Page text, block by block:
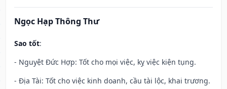
Ngọc Hạp Thông Thư
Sao tốt:
- Nguyệt Đức Hợp: Tốt cho mọi việc, kỵ việc kiện tụng.
- Địa Tài: Tốt cho việc kinh doanh, cầu tài lộc, khai trương.